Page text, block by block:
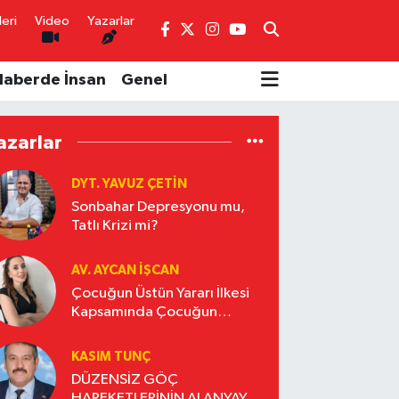
Video Yazarlar
İnsan Genel
DYT. YAVUZ ÇETİN
Sonbahar Depresyonu mu,
Tatlı Krizi mi?
AV. AYCAN İŞCAN
Çocuğun Üstün Yararı İlkesi
Kapsamında Çocuğun
KASIM TUNÇ
DÜZENSİZ GÖÇ